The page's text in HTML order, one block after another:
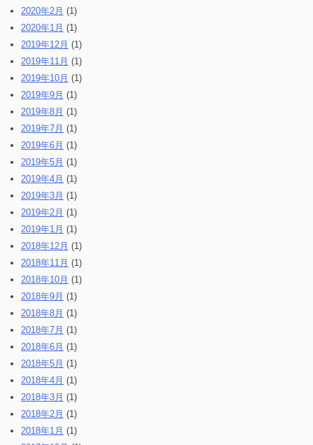
2020年2月 (1)
2020年1月 (1)
2019年12月 (1)
2019年11月 (1)
2019年10月 (1)
2019年9月 (1)
2019年8月 (1)
2019年7月 (1)
2019年6月 (1)
2019年5月 (1)
2019年4月 (1)
2019年3月 (1)
2019年2月 (1)
2019年1月 (1)
2018年12月 (1)
2018年11月 (1)
2018年10月 (1)
2018年9月 (1)
2018年8月 (1)
2018年7月 (1)
2018年6月 (1)
2018年5月 (1)
2018年4月 (1)
2018年3月 (1)
2018年2月 (1)
2018年1月 (1)